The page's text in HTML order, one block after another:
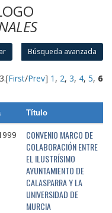
Búsqueda avanzada
[First/Prev] 1 , 2, 3, 4, 5, 6
Título
CONVENIO MARCO DE
COLABORACIÓN ENTRE
EL ILUSTRÍSIMO
AYUNTAMIENTO DE
CALASPARRA Y LA
UNIVERSIDAD DE
MURCIA